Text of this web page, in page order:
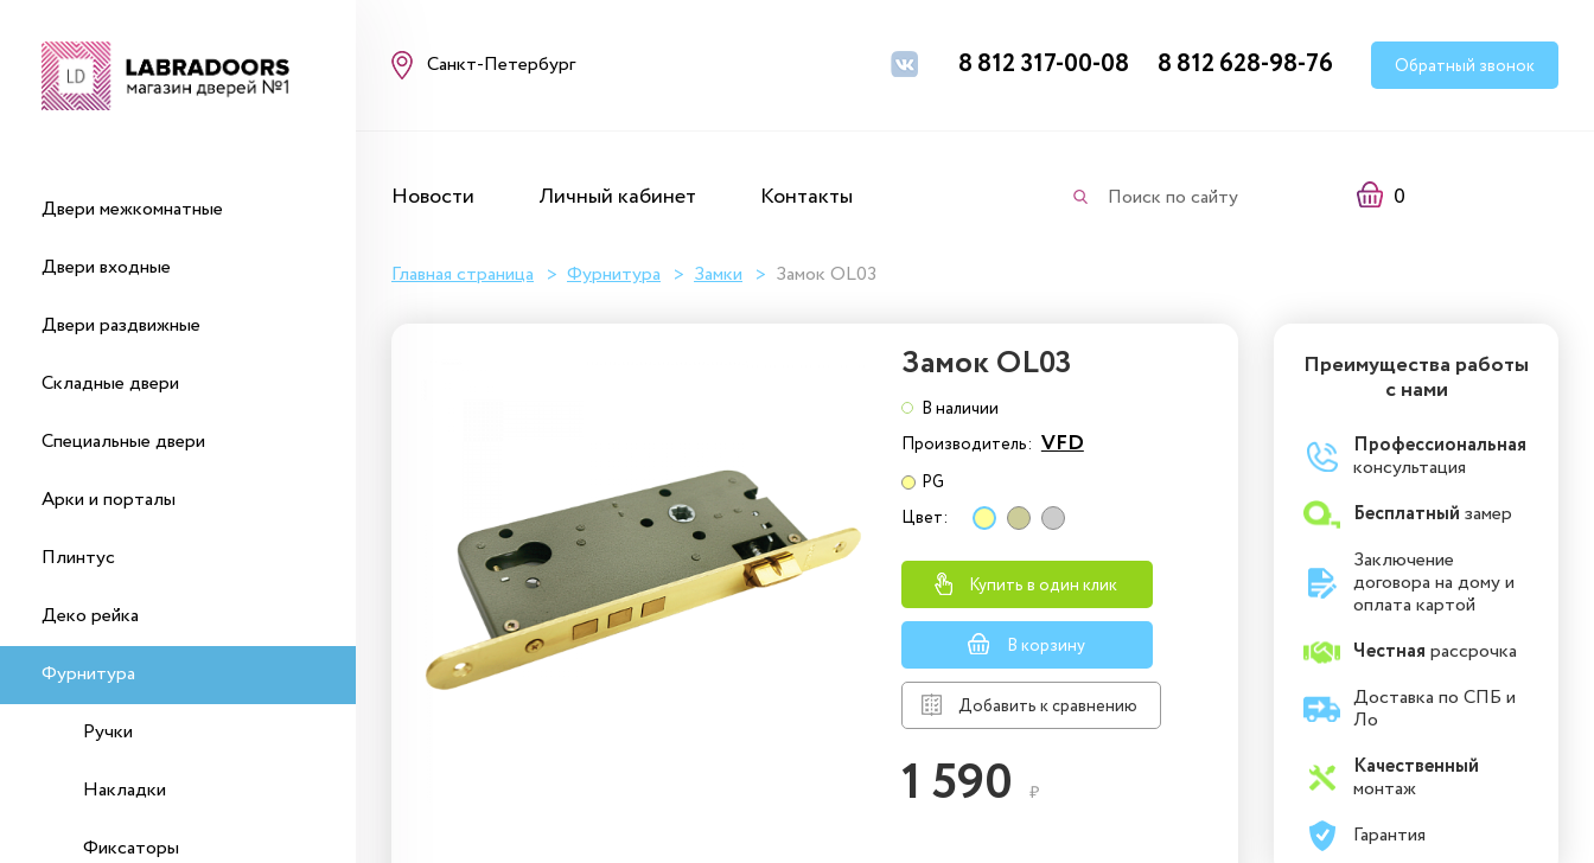
Двери межкомнатные
Двери входные
Двери раздвижные
Складные двери
Специальные двери
Арки и порталы
Плинтус
Деко рейка
Фурнитура
Ручки
Накладки
Фиксаторы
Санкт-Петербург 8 812 317-00-08 8 812 628-98-76 Обратный звонок
Новости Личный кабинет Контакты Поиск по сайту 0
Главная страница Фурнитура Замки Замок OL03
Замок OL03
В наличии
Производитель: VFD
PG
Цвет:
Купить в один клик
В корзину
Добавить к сравнению
1 590 ₽
Преимущества работы
с нами
Профессиональная
консультация
Бесплатный замер
Заключение
договора на дому и
оплата картой
Честная рассрочка
Доставка по СПБ и
Ло
Качественный
монтаж
Гарантия